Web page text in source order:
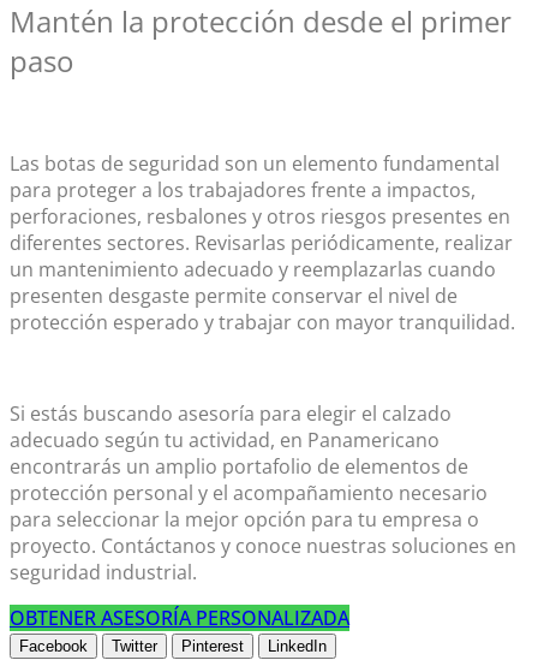
Mantén la protección desde el primer
paso
Las botas de seguridad son un elemento fundamental
para proteger a los trabajadores frente a impactos,
perforaciones, resbalones y otros riesgos presentes en
diferentes sectores. Revisarlas periódicamente, realizar
un mantenimiento adecuado y reemplazarlas cuando
presenten desgaste permite conservar el nivel de
protección esperado y trabajar con mayor tranquilidad.
Si estás buscando asesoría para elegir el calzado
adecuado según tu actividad, en Panamericano
encontrarás un amplio portafolio de elementos de
protección personal y el acompañamiento necesario
para seleccionar la mejor opción para tu empresa o
proyecto. Contáctanos y conoce nuestras soluciones en
seguridad industrial.
OBTENER ASESORÍA PERSONALIZADA
Facebook Twitter Pinterest LinkedIn